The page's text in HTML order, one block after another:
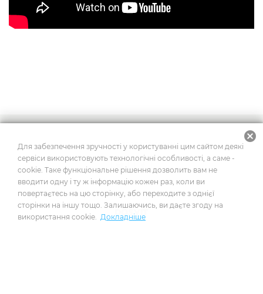
2026 © Усі права захищено
Побудовано на платформі
Для забезпечення зручності у користуванні цим сайтом деякі
сервіси використовують технологічні особливості, а саме -
cookie. Таке функціональне рішення дозволить вам не
вводити одну і ту ж інформацію кожен раз, коли ви
повертаєтесь на цю сторінку, або переходите з однієї
сторінки на іншу тощо. Залишаючись, ви даєте згоду на
використання cookie. Докладніше
cancel